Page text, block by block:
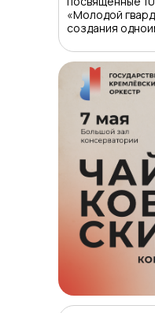
«Молодой
создания